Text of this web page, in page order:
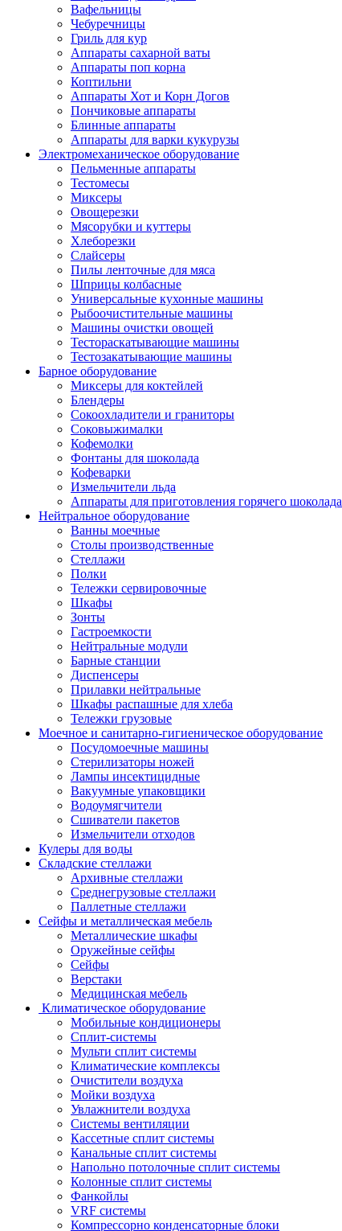
Вафельницы
Чебуречницы
Гриль для кур
Аппараты сахарной ваты
Аппараты поп корна
Коптильни
Аппараты Хот и Корн Догов
Пончиковые аппараты
Блинные аппараты
Аппараты для варки кукурузы
Электромеханическое оборудование
Пельменные аппараты
Тестомесы
Миксеры
Овощерезки
Мясорубки и куттеры
Хлеборезки
Слайсеры
Пилы ленточные для мяса
Шприцы колбасные
Универсальные кухонные машины
Рыбоочистительные машины
Машины очистки овощей
Тестораскатывающие машины
Тестозакатывающие машины
Барное оборудование
Миксеры для коктейлей
Блендеры
Сокоохладители и граниторы
Соковыжималки
Кофемолки
Фонтаны для шоколада
Кофеварки
Измельчители льда
Аппараты для приготовления горячего шоколада
Нейтральное оборудование
Ванны моечные
Столы производственные
Стеллажи
Полки
Тележки сервировочные
Шкафы
Зонты
Гастроемкости
Нейтральные модули
Барные станции
Диспенсеры
Прилавки нейтральные
Шкафы распашные для хлеба
Тележки грузовые
Моечное и санитарно-гигиеническое оборудование
Посудомоечные машины
Стерилизаторы ножей
Лампы инсектицидные
Вакуумные упаковщики
Водоумягчители
Сшиватели пакетов
Измельчители отходов
Кулеры для воды
Складские стеллажи
Архивные стеллажи
Среднегрузовые стеллажи
Паллетные стеллажи
Сейфы и металлическая мебель
Металлические шкафы
Оружейные сейфы
Сейфы
Верстаки
Медицинская мебель
Климатическое оборудование
Мобильные кондиционеры
Сплит-системы
Мульти сплит системы
Климатические комплексы
Очистители воздуха
Мойки воздуха
Увлажнители воздуха
Системы вентиляции
Кассетные сплит системы
Канальные сплит системы
Напольно потолочные сплит системы
Колонные сплит системы
Фанкойлы
VRF системы
Компрессорно конденсаторные блоки